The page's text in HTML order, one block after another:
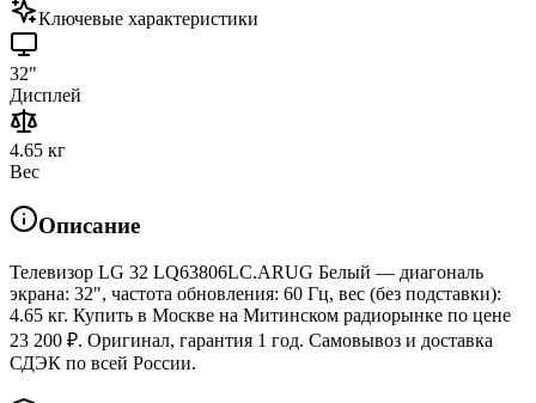
Ключевые характеристики
32"
Дисплей
4.65 кг
Вес
Описание
Телевизор LG 32 LQ63806LC.ARUG Белый — диагональ
экрана: 32", частота обновления: 60 Гц, вес (без подставки):
4.65 кг. Купить в Москве на Митинском радиорынке по цене
23 200 ₽. Оригинал, гарантия 1 год. Самовывоз и доставка
СДЭК по всей России.